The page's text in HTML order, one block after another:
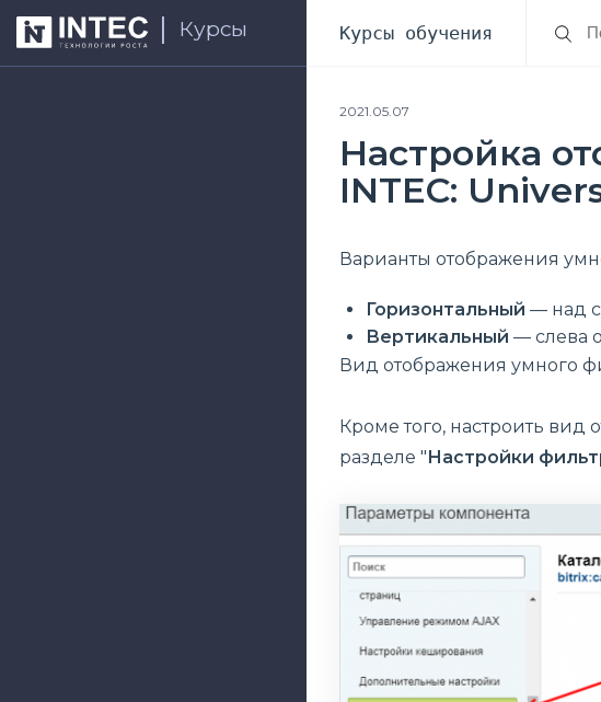
Курсы Курсы обучения
2021.05.07
Настройка
INTEC:
Варианты отображения
Горизонтальный — над
Вертикальный — слева
Вид отображения умного
Кроме того, настроить
разделе " Настройки